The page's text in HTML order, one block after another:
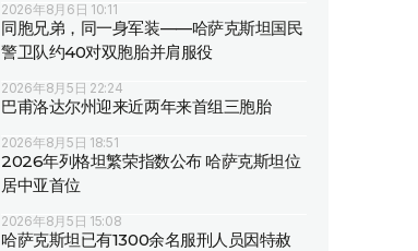
2026年8月6日 10:11
同胞兄弟，同一身军装——哈萨克斯坦国民
警卫队约40对双胞胎并肩服役
2026年8月5日 22:24
巴甫洛达尔州迎来近两年来首组三胞胎
2026年8月5日 18:51
2026年列格坦繁荣指数公布 哈萨克斯坦位
居中亚首位
2026年8月5日 15:08
哈萨克斯坦已有1300余名服刑人员因特赦